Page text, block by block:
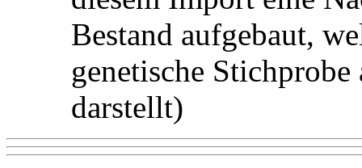
Bestand aufgebaut,
genetische
darstellt)